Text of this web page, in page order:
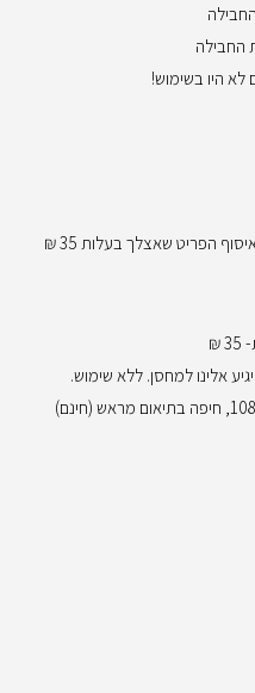
החבילה
היו בשימוש!
הפריט שאצלך בעלות 35 ₪
אלינו למחסן. ללא שימוש.